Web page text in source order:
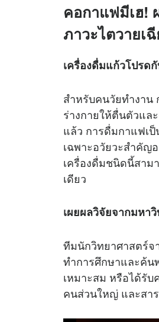
คอกาแฟมีเฮ!
ภาวะไตวายเ
เครื่องดื่มแก้วโปรด
สำหรับคนวัยทำงาน
ร่างกายให้ตื่นตัวแล
แล้ว การดื่มกาแฟเ
เฉพาะอวัยวะสำคัญ
เครื่องดื่มชนิดนี้สาม
เดียว
เผยผลวิจัยจากมหา
ทีมนักวิทยาศาสตร์จ
ทำการศึกษาและค้
เหมาะสม หรือได้รั
คนส่วนใหญ่ และสา